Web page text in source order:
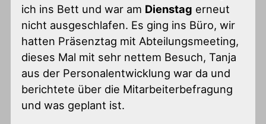
ich ins Bett und war am Dienstag erneut
nicht ausgeschlafen. Es ging ins Büro, wir
hatten Präsenztag mit Abteilungsmeeting,
dieses Mal mit sehr nettem Besuch, Tanja
aus der Personalentwicklung war da und
berichtete über die Mitarbeiterbefragung
und was geplant ist.